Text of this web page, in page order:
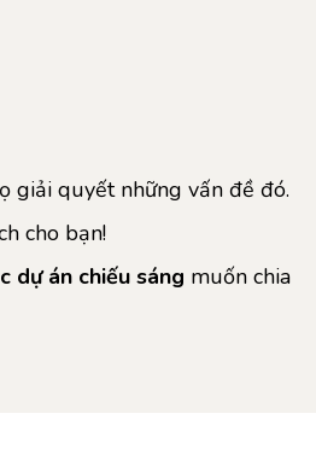
giải quyết những vấn đề đó.
cho bạn!
dự án chiếu sáng muốn chia